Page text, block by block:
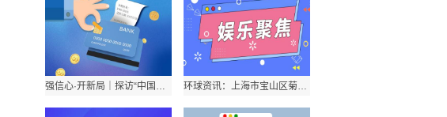
强信心·开新局｜探访“中国牙谷”——从一颗牙出发的全产业链特色小镇 环球资讯：上海市宝山区菊泉学校